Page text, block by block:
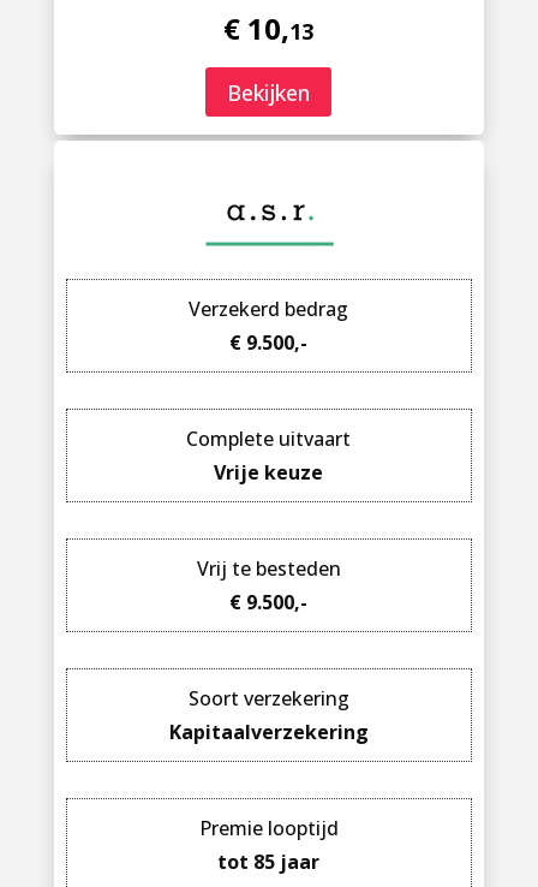
€ 10,13
Bekijken
Verzekerd bedrag
€ 9.500,-
Complete uitvaart
Vrije keuze
Vrij te besteden
€ 9.500,-
Soort verzekering
Kapitaalverzekering
Premie looptijd
tot 85 jaar